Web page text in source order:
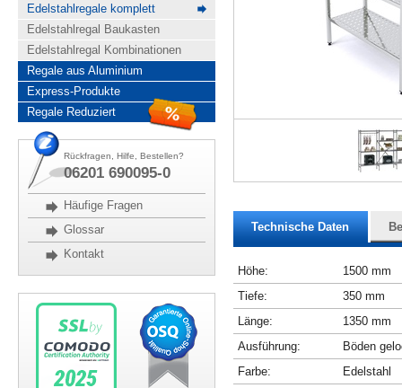
Edelstahlregale komplett
Edelstahlregal Baukasten
Edelstahlregal Kombinationen
Regale aus Aluminium
Express-Produkte
Regale Reduziert
Rückfragen, Hilfe, Bestellen?
06201 690095-0
Häufige Fragen
Glossar
Kontakt
Technische Daten
Höhe:
1500 mm
Tiefe:
350 mm
Länge:
1350 mm
Ausführung:
Böden
Farbe:
Edelstahl